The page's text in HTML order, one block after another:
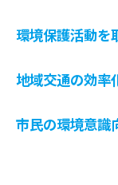
環境保護活動を
地域交通の効率
市民の環境意識